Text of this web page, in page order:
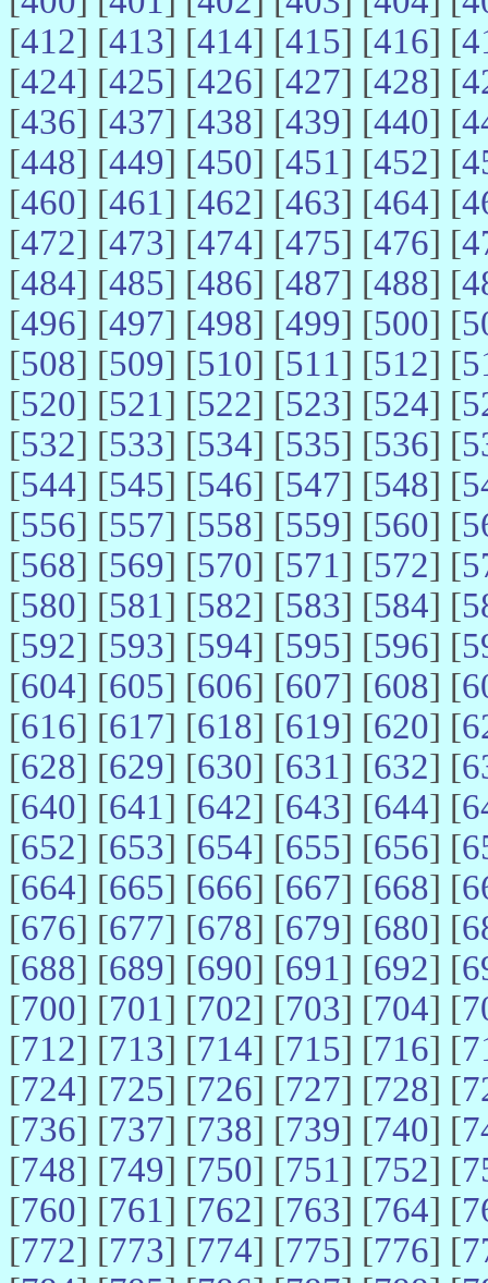
[412] [413] [414] [415] [416] [
[424] [425] [426] [427] [428] [
[436] [437] [438] [439] [440] [
[448] [449] [450] [451] [452] [
[460] [461] [462] [463] [464] [
[472] [473] [474] [475] [476] [
[484] [485] [486] [487] [488] [
[496] [497] [498] [499] [500] [
[508] [509] [510] [511] [512] [
[520] [521] [522] [523] [524] [
[532] [533] [534] [535] [536] [
[544] [545] [546] [547] [548] [
[556] [557] [558] [559] [560] [
[568] [569] [570] [571] [572] [
[580] [581] [582] [583] [584] [
[592] [593] [594] [595] [596] [
[604] [605] [606] [607] [608] [
[616] [617] [618] [619] [620] [
[628] [629] [630] [631] [632] [
[640] [641] [642] [643] [644] [
[652] [653] [654] [655] [656] [
[664] [665] [666] [667] [668] [
[676] [677] [678] [679] [680] [
[688] [689] [690] [691] [692] [
[700] [701] [702] [703] [704] [
[712] [713] [714] [715] [716] [
[724] [725] [726] [727] [728] [
[736] [737] [738] [739] [740] [
[748] [749] [750] [751] [752] [
[760] [761] [762] [763] [764] [
[772] [773] [774] [775] [776] [